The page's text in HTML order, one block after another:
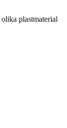
plastmaterial